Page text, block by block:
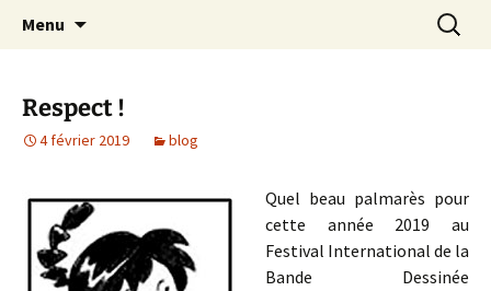
Collectif des créatrices de
bande dessinée contre le
sexisme
Menu
Respect !
4 février 2019 blog
Quel beau palmarès pour
cette année 2019 au
Festival International de la
Bande Dessinée